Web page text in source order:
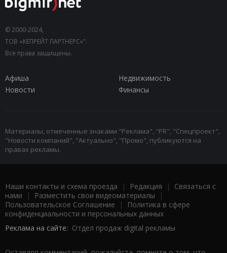
© 2000-2024,
ТОВ «КЕПРЕЙТ ПАРТНЕРС»".
Все права защищены.
Афиша
Недвижимость
Новости
Финансы
Материалы, отмеченные знаками "Реклама", "PR", "Спецпроект",
"Новости компаний", "Актуально", "Промо", публикуются на
правах рекламы.
Наши контакты и схема проезда | Редакция | Связаться с
нами | Разместить свои видеоматериалы |
Пользовательское Соглашение |
Политика в сфере
конфиденциальности и персональных данных
Реклама на сайте: Отдел продаж digital рекламы